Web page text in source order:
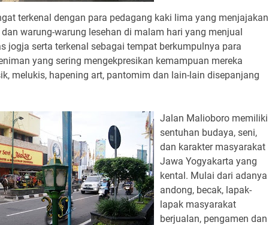
terkenal dengan para pedagang kaki lima yang menjajakan
warung-warung lesehan di malam hari yang menjual
jogja serta terkenal sebagai tempat berkumpulnya para
yang sering mengekpresikan kemampuan mereka
melukis, hapening art, pantomim dan lain-lain disepanjang
Jalan Malioboro memiliki
sentuhan budaya, seni,
dan karakter masyarakat
Jawa Yogyakarta yang
kental. Mulai dari adanya
andong, becak, lapak-
lapak masyarakat
berjualan, pengamen dan